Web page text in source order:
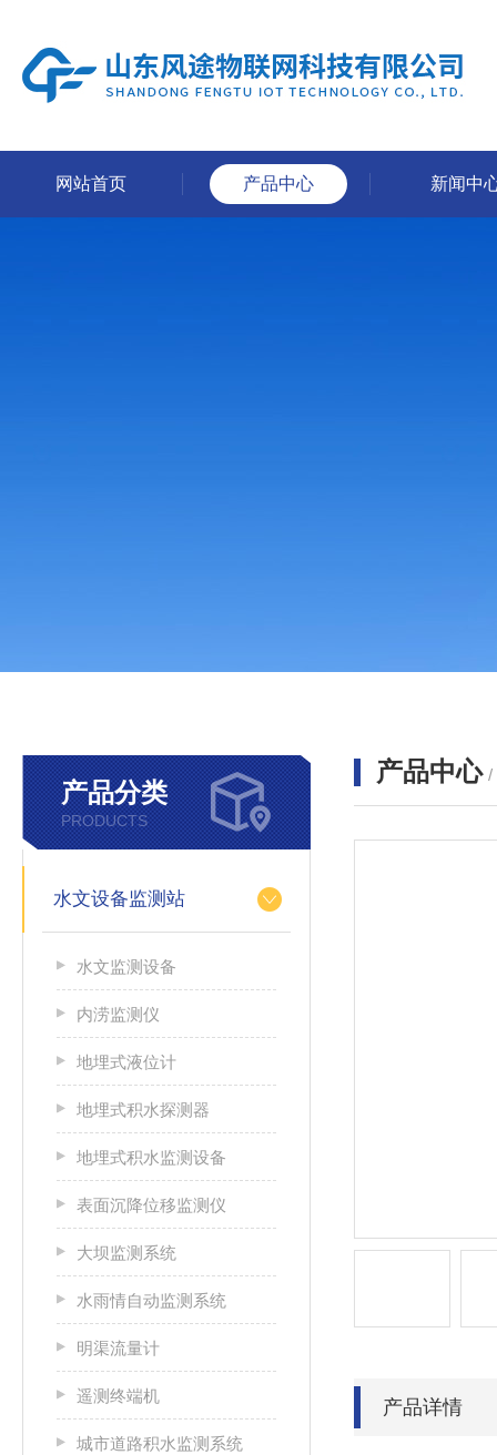
网站首页 产品中心 新闻中
产品分类
PRODUCTS
水文设备监测站
水文监测设备
内涝监测仪
地埋式液位计
地埋式积水探测器
地埋式积水监测设备
表面沉降位移监测仪
大坝监测系统
水雨情自动监测系统
明渠流量计
遥测终端机
城市道路积水监测系统
产品中心 /
产品详情